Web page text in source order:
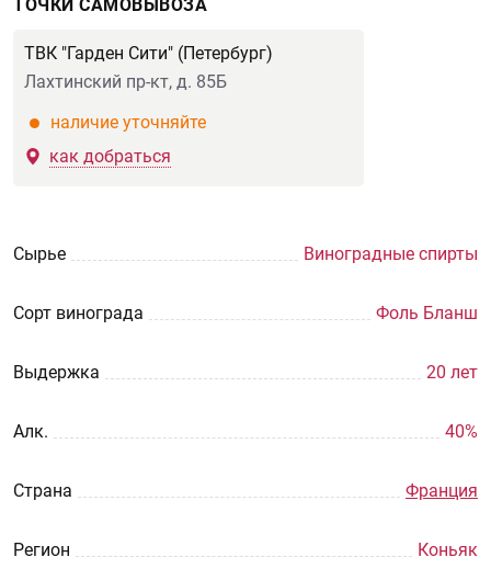
ТОЧКИ САМОВЫВОЗА
ТВК "Гарден Сити" (Петербург)
Лахтинский пр-кт, д. 85Б
наличие уточняйте
как добраться
Сырье Виноградные спирты
Сорт винограда Фоль Бланш
Выдержка 20 лет
Aлк. 40%
Страна Франция
Регион Коньяк